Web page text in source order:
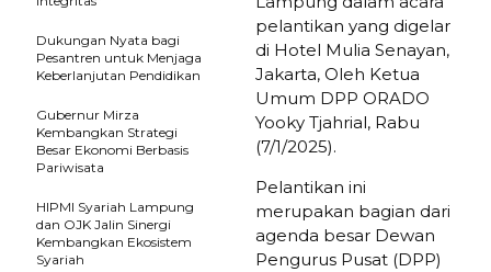
pelantikan yang digelar
di Hotel Mulia Senayan,
Jakarta, Oleh Ketua
Umum DPP ORADO
Yooky Tjahrial, Rabu
(7/1/2025).
Pelantikan ini
merupakan bagian dari
agenda besar Dewan
Pengurus Pusat (DPP)
Dukungan Nyata bagi
Pesantren untuk Menjaga
Keberlanjutan Pendidikan
Gubernur Mirza
Kembangkan Strategi
Besar Ekonomi Berbasis
Pariwisata
HIPMI Syariah Lampung
dan OJK Jalin Sinergi
Kembangkan Ekosistem
Syariah